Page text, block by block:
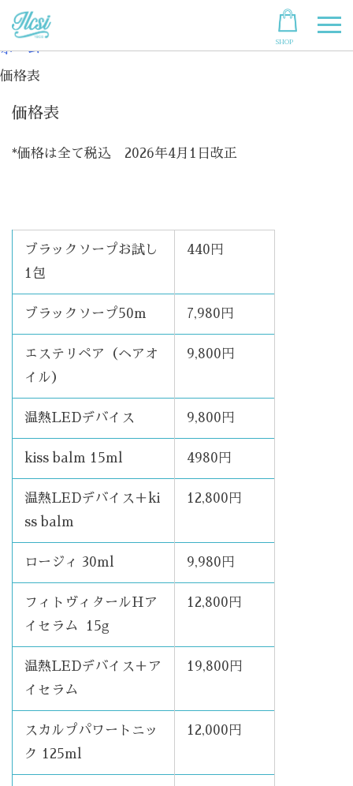
Skip
to
content
SHOP
ホーム
価格表
価格表
*価格は全て税込 2026年4月1日改正
ブラックソープお試し
1包
440円
ブラックソープ50m 7,980円
エステリペア（ヘアオ
イル）
9,800円
温熱LEDデバイス 9,800円
kiss balm 15ml 4980円
温熱LEDデバイス＋ki
ss balm
12,800円
ロージィ 30ml 9,980円
フィトヴィタールHア
イセラム 15g
12,800円
温熱LEDデバイス＋ア
イセラム
19,800円
スカルプパワートニッ
ク 125ml
12,000円